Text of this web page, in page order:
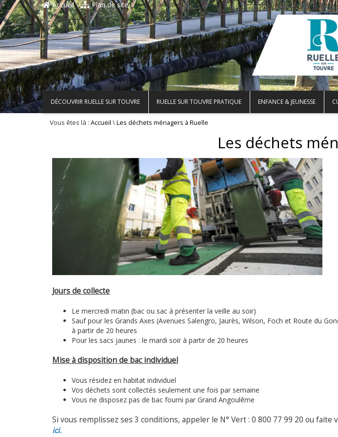
Accueil Plan de site
DÉCOUVRIR RUELLE SUR TOUVRE RUELLE SUR TOUVRE PRATIQUE ENFANCE & JEUNESSE
Vous êtes là : Accueil \Les déchets ménagers à Ruelle
Les déchets
Jours de collecte
Le mercredi matin (bac ou sac à présenter la veille au soir)
Sauf pour les Grands Axes (Avenues Salengro, Jaurès, Wilson, Foch et Route du
à partir de 20 heures
Pour les sacs jaunes : le mardi soir à partir de 20 heures
Mise à disposition de bac individuel
Vous résidez en habitat individuel
Vos déchets sont collectés seulement une fois par semaine
Vous ne disposez pas de bac fourni par Grand Angoulême
Si vous remplissez ses 3 conditions, appeler le N° Vert : 0 800 77 99 20 ou faite
ici.